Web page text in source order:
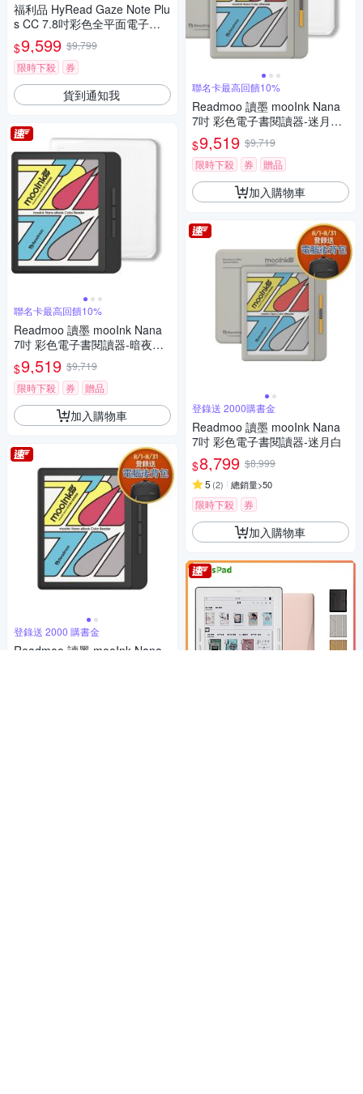
福利品 HyRead Gaze Note Plu
s CC 7.8吋彩色全平面電子紙
閱讀器
$9,599 $9,799
限時下殺
券
貨到通知我
聯名卡最高回饋10%
Readmoo 讀墨 mooInk Nana
7吋 彩色電子書閱讀器-暗夜黑+
7吋透明殼 (組合)
$9,519 $9,719
限時下殺
券 贈品
加入購物車
登錄送 2000 購書金
Readmoo 讀墨 mooInk Nana
聯名卡最高回饋10%
Readmoo 讀墨 mooInk Nana
7吋 彩色電子書閱讀器-迷月白+
7吋透明殼 (組合)
$9,519 $9,719
限時下殺
券 贈品
加入購物車
登錄送 2000購書金
Readmoo 讀墨 mooInk Nana
7吋 彩色電子書閱讀器-迷月白
$8,799 $8,999
5 (2) 總銷量>50
限時下殺 券
加入購物車